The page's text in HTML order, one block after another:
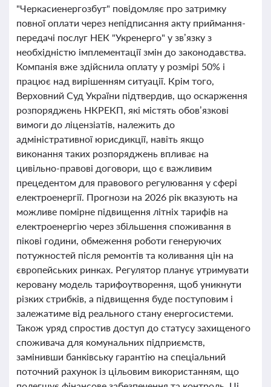
"Черкасиенергозбут" повідомляє про затримку
повної оплати через непідписання акту приймання-
передачі послуг НЕК "Укренерго" у зв’язку з
необхідністю імплементації змін до законодавства.
Компанія вже здійснила оплату у розмірі 50% і
працює над вирішенням ситуації. Крім того,
Верховний Суд України підтвердив, що оскарження
розпоряджень НКРЕКП, які містять обов’язкові
вимоги до ліцензіатів, належить до
адміністративної юрисдикції, навіть якщо
виконання таких розпоряджень впливає на
цивільно-правові договори, що є важливим
прецедентом для правового регулювання у сфері
електроенергії. Прогнози на 2026 рік вказують на
можливе помірне підвищення літніх тарифів на
електроенергію через збільшення споживання в
пікові години, обмеження роботи генеруючих
потужностей після ремонтів та коливання цін на
європейських ринках. Регулятор планує утримувати
керовану модель тарифоутворення, щоб уникнути
різких стрибків, а підвищення буде поступовим і
залежатиме від реального стану енергосистеми.
Також уряд спростив доступ до статусу захищеного
споживача для комунальних підприємств,
замінивши банківську гарантію на спеціальний
поточний рахунок із цільовим використанням, що